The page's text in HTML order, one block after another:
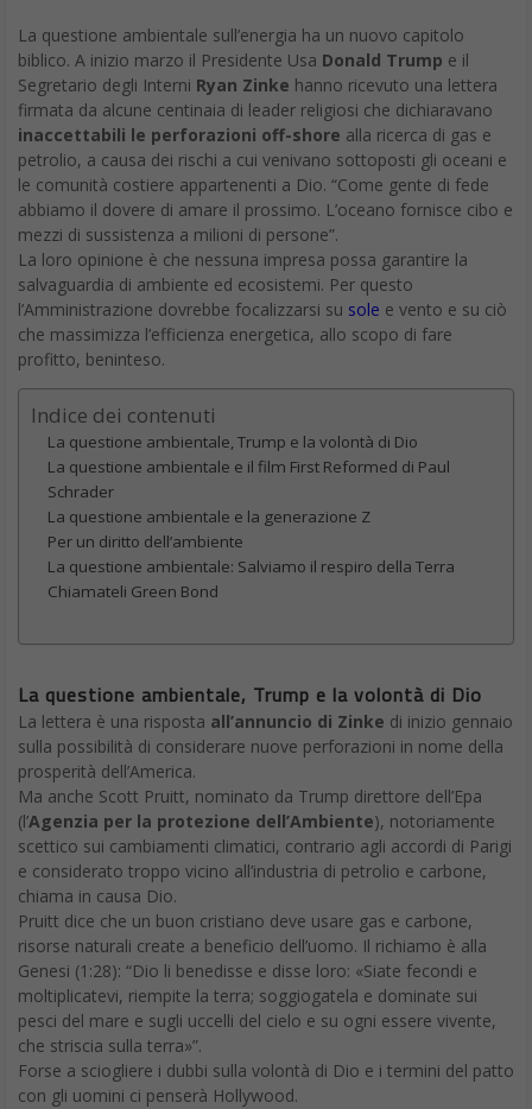
La questione ambientale sull’energia ha un nuovo capitolo
biblico. A inizio marzo il Presidente Usa Donald Trump e il
Segretario degli Interni Ryan Zinke hanno ricevuto una lettera
firmata da alcune centinaia di leader religiosi che dichiaravano
inaccettabili le perforazioni off-shore alla ricerca di gas e
petrolio, a causa dei rischi a cui venivano sottoposti gli oceani e
le comunità costiere appartenenti a Dio. “Come gente di fede
abbiamo il dovere di amare il prossimo. L’oceano fornisce cibo e
mezzi di sussistenza a milioni di persone”.
La loro opinione è che nessuna impresa possa garantire la
salvaguardia di ambiente ed ecosistemi. Per questo
l’Amministrazione dovrebbe focalizzarsi su sole e vento e su ciò
che massimizza l’efficienza energetica, allo scopo di fare
profitto, beninteso.
Indice dei contenuti
La questione ambientale, Trump e la volontà di Dio
La questione ambientale e il film First Reformed di Paul
Schrader
La questione ambientale e la generazione Z
Per un diritto dell’ambiente
La questione ambientale: Salviamo il respiro della Terra
Chiamateli Green Bond
La questione ambientale, Trump e la volontà di Dio
La lettera è una risposta all’annuncio di Zinke di inizio gennaio
sulla possibilità di considerare nuove perforazioni in nome della
prosperità dell’America.
Ma anche Scott Pruitt, nominato da Trump direttore dell’Epa
(l’Agenzia per la protezione dell’Ambiente), notoriamente
scettico sui cambiamenti climatici, contrario agli accordi di Parigi
e considerato troppo vicino all’industria di petrolio e carbone,
chiama in causa Dio.
Pruitt dice che un buon cristiano deve usare gas e carbone,
risorse naturali create a beneficio dell’uomo. Il richiamo è alla
Genesi (1:28): “Dio li benedisse e disse loro: «Siate fecondi e
moltiplicatevi, riempite la terra; soggiogatela e dominate sui
pesci del mare e sugli uccelli del cielo e su ogni essere vivente,
che striscia sulla terra»”.
Forse a sciogliere i dubbi sulla volontà di Dio e i termini del patto
con gli uomini ci penserà Hollywood.